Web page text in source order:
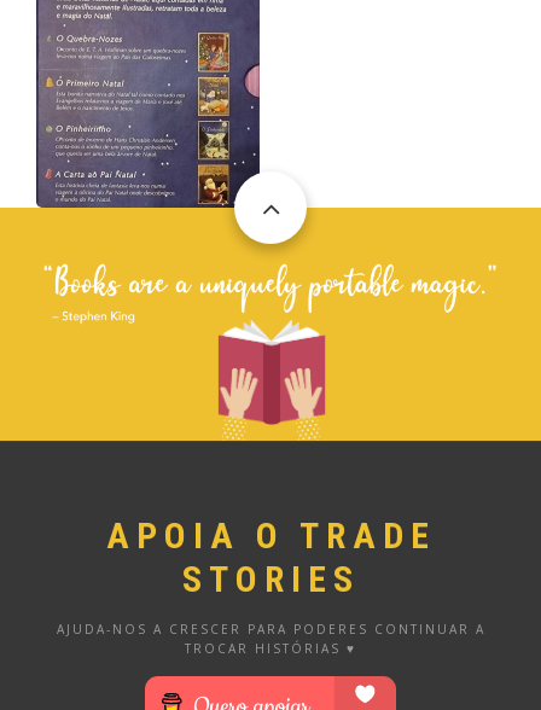
APOIA O TRADE
STORIES
AJUDA-NOS A CRESCER PARA PODERES CONTINUAR A
TROCAR HISTÓRIAS ♥